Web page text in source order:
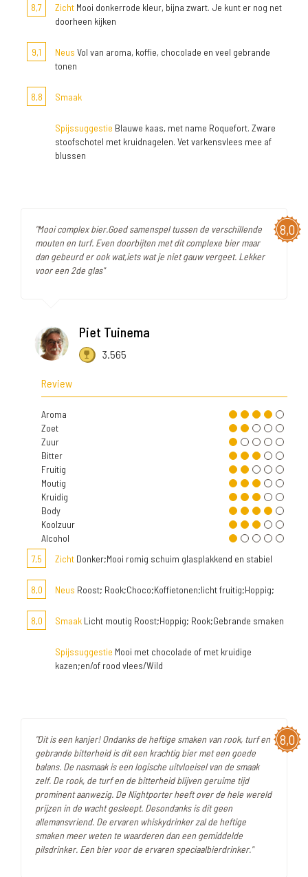
8,7
Zicht Mooi donkerrode kleur, bijna zwart. Je kunt er nog net
doorheen kijken
9,1 Neus Vol van aroma, koffie, chocolade en veel gebrande
tonen
8,8 Smaak
Spijssuggestie Blauwe kaas, met name Roquefort. Zware
stoofschotel met kruidnagelen. Vet varkensvlees mee af
blussen
8,0
"Mooi complex bier.Goed samenspel tussen de verschillende
mouten en turf. Even doorbijten met dit complexe bier maar
dan gebeurd er ook wat,iets wat je niet gauw vergeet. Lekker
voor een 2de glas"
Piet Tuinema
3.565
Review
Aroma
Zoet
Zuur
Bitter
Fruitig
Moutig
Kruidig
Body
Koolzuur
Alcohol
7,5
Zicht Donker;Mooi romig schuim glasplakkend en stabiel
8,0 Neus Roost; Rook;Choco;Koffietonen;licht fruitig;Hoppig;
8,0 Smaak Licht moutig Roost;Hoppig; Rook;Gebrande smaken
Spijssuggestie Mooi met chocolade of met kruidige
kazen;en/of rood vlees/Wild
8,0
"Dit is een kanjer! Ondanks de heftige smaken van rook, turf en
gebrande bitterheid is dit een krachtig bier met een goede
balans. De nasmaak is een logische uitvloeisel van de smaak
zelf. De rook, de turf en de bitterheid blijven geruime tijd
prominent aanwezig. De Nightporter heeft over de hele wereld
prijzen in de wacht gesleept. Desondanks is dit geen
allemansvriend. De ervaren whiskydrinker zal de heftige
smaken meer weten te waarderen dan een gemiddelde
pilsdrinker. Een bier voor de ervaren speciaalbierdrinker."